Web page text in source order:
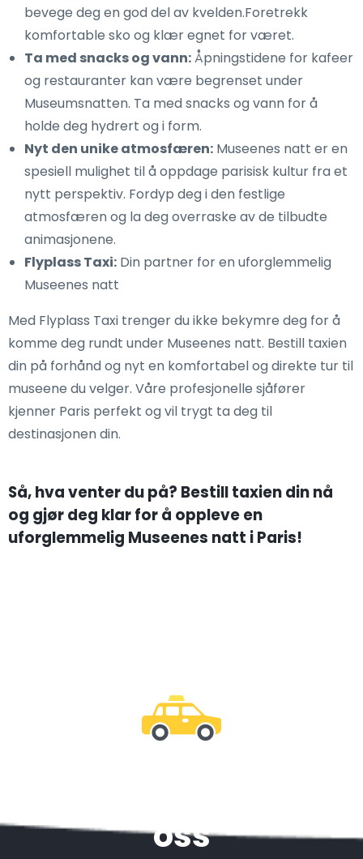
bevege deg en god del av kvelden.Foretrekk
komfortable sko og klær egnet for været.
Ta med snacks og vann:Åpningstidene for kafeer
og restauranter kan være begrenset under
Museumsnatten. Ta med snacks og vann for å
holde deg hydrert og i form.
Nyt den unike atmosfæren: Museenes natt er en
spesiell mulighet til å oppdage parisisk kultur fra et
nytt perspektiv. Fordyp deg i den festlige
atmosfæren og la deg overraske av de tilbudte
animasjonene.
Flyplass Taxi: Din partner for en uforglemmelig
Museenes natt
Med Flyplass Taxi trenger du ikke bekymre deg for å
komme deg rundt under Museenes natt. Bestill taxien
din på forhånd og nyt en komfortabel og direkte tur til
museene du velger. Våre profesjonelle sjåfører
kjenner Paris perfekt og vil trygt ta deg til
destinasjonen din.
Så, hva venter du på? Bestill taxien din nå
og gjør deg klar for å oppleve en
uforglemmelig Museenes natt i Paris!
oss